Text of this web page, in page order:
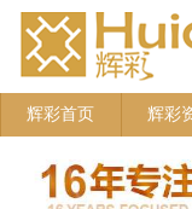
辉彩首页 辉彩